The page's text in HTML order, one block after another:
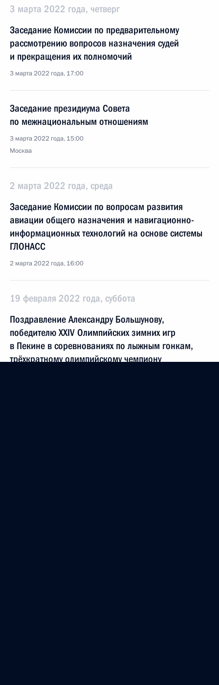
3 марта 2022 года, четверг
Заседание Комиссии по предварительному
рассмотрению вопросов назначения судей
и прекращения их полномочий
3 марта 2022 года, 17:00
Заседание президиума Совета
по межнациональным отношениям
3 марта 2022 года, 15:00
Москва
2 марта 2022 года, среда
Заседание Комиссии по вопросам развития
авиации общего назначения и навигационно-
информационных технологий на основе системы
ГЛОНАСС
2 марта 2022 года, 16:00
19 февраля 2022 года, суббота
Поздравление Александру Большунову,
победителю XXIV Олимпийских зимних игр
в Пекине в соревнованиях по лыжным гонкам,
трёхкратному олимпийскому чемпиону